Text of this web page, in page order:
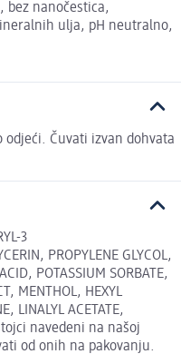
bez nanočestica,
ulja, pH neutralno,
Čuvati izvan dohvata
3
PROPYLENE GLYCOL,
POTASSIUM SORBATE,
MENTHOL, HEXYL
LINALYL ACETATE,
navedeni na našoj
od onih na pakovanju.